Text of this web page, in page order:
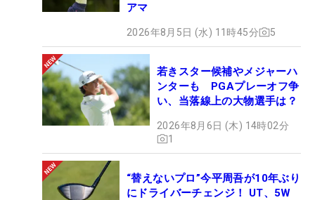
アマ
2026年8月5日 (水) 11時45分 5
若きスター候補やメジャーハ
ンターも PGAプレーオフ争
い、当落線上の大物選手は？
2026年8月6日 (木) 14時02分
1
“替えないプロ”今平周吾が10年ぶり
にドライバーチェンジ！ UT、5W